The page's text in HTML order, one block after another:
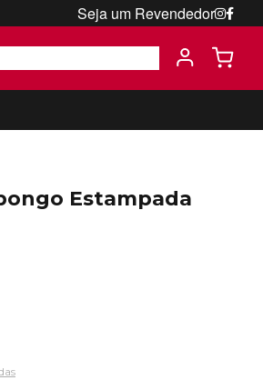
Seja um Revendedor
Estampada